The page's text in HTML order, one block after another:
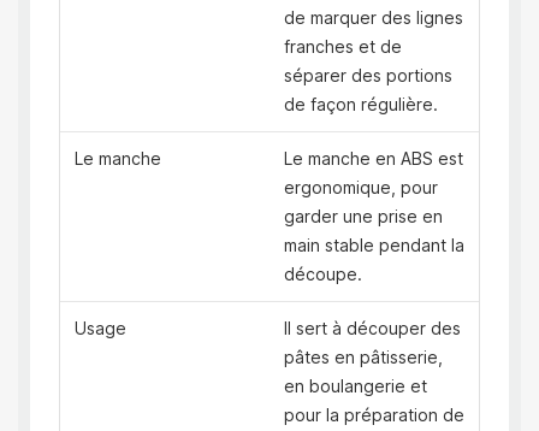
de marquer des lignes
franches et de
séparer des portions
de façon régulière.
Le manche
Le manche en ABS est
ergonomique, pour
garder une prise en
main stable pendant la
découpe.
Usage
Il sert à découper des
pâtes en pâtisserie,
en boulangerie et
pour la préparation de